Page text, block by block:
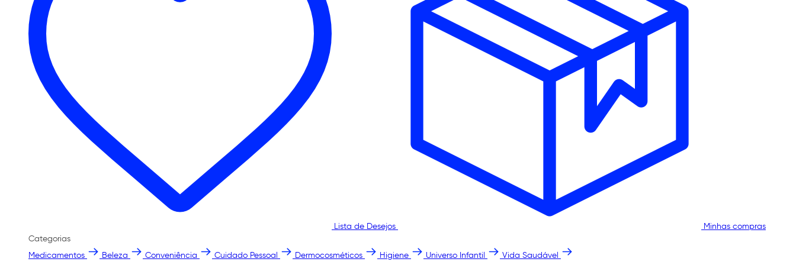
Lista de Desejos
Minhas compras
Categorias
Medicamentos
Beleza Conveniência Cuidado Pessoal Dermocosméticos Higiene Universo Infantil Vida Saudável